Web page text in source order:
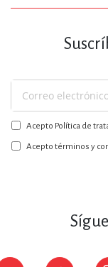
Suscríbase
a
nuestro
boletín:
Acepto Política de
Acepto términos y